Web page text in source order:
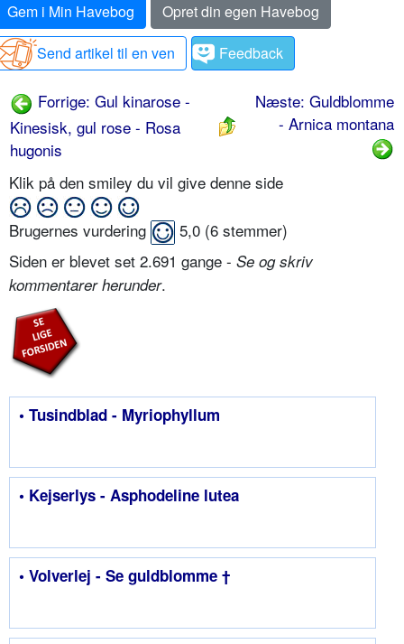
Gem i Min Havebog
Opret din egen Havebog
Send artikel til en ven
Feedback
Forrige: Gul kinarose -
Kinesisk, gul rose - Rosa
hugonis
Næste: Guldblomme
- Arnica montana
Klik på den smiley du vil give denne side
Brugernes vurdering 5,0 (6 stemmer)
Siden er blevet set 2.691 gange - Se og skriv
kommentarer herunder.
• Tusindblad - Myriophyllum
• Kejserlys - Asphodeline lutea
• Volverlej - Se guldblomme †